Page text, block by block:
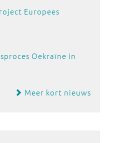
Europees
Oekraïne in
Meer kort nieuws